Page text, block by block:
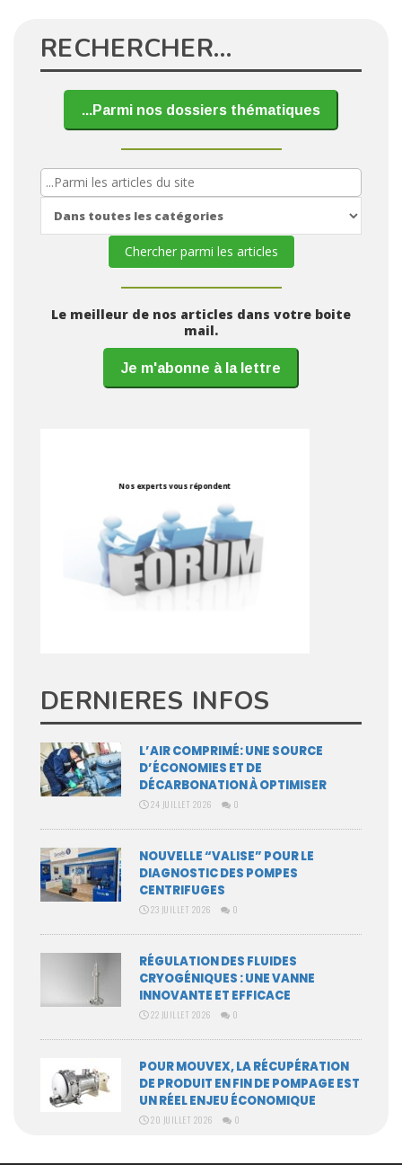
RECHERCHER…
...Parmi nos dossiers thématiques
Le meilleur de nos articles dans votre boite
mail.
Je m'abonne à la lettre
DERNIERES INFOS
L’AIR COMPRIMÉ: UNE SOURCE
D’ÉCONOMIES ET DE
DÉCARBONATION À OPTIMISER
24 JUILLET 2026 0
NOUVELLE “VALISE” POUR LE
DIAGNOSTIC DES POMPES
CENTRIFUGES
23 JUILLET 2026 0
RÉGULATION DES FLUIDES
CRYOGÉNIQUES : UNE VANNE
INNOVANTE ET EFFICACE
22 JUILLET 2026 0
POUR MOUVEX, LA RÉCUPÉRATION
DE PRODUIT EN FIN DE POMPAGE EST
UN RÉEL ENJEU ÉCONOMIQUE
20 JUILLET 2026 0